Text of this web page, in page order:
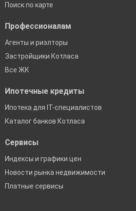
Поиск по карте
Профессионалам
Агенты и риэлторы
Застройщики Котласа
Все ЖК
Ипотечные кредиты
Ипотека для IT-специалистов
Каталог банков Котласа
Сервисы
Индексы и графики цен
Новости рынка недвижимости
Платные сервисы